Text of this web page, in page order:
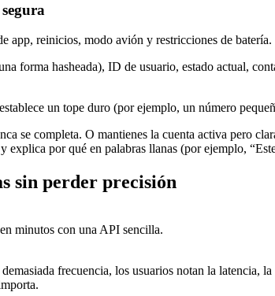
app, reinicios, modo avión y restricciones de
forma hasheada), ID de usuario, estado actual,
un tope duro (por ejemplo, un número
se completa. O mantienes la cuenta activa pero
por qué en palabras llanas (por ejemplo,
sin perder precisión
minutos con una API sencilla.
frecuencia, los usuarios notan la latencia,